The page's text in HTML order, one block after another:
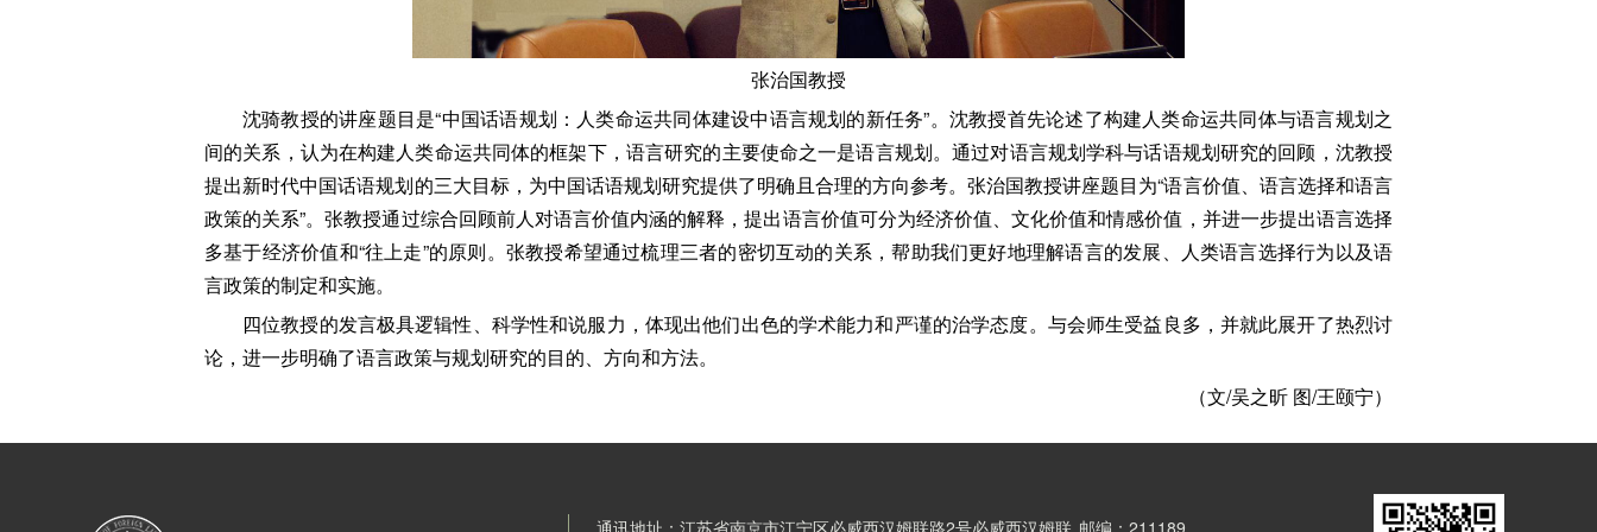
张治国教授
沈骑教授的讲座题目是“中国话语规划：人类命运共同体建设中语言规划的新任务”。沈教授首先论述了构建人类命运共同体与语言规划之
间的关系，认为在构建人类命运共同体的框架下，语言研究的主要使命之一是语言规划。通过对语言规划学科与话语规划研究的回顾，沈教授
提出新时代中国话语规划的三大目标，为中国话语规划研究提供了明确且合理的方向参考。张治国教授讲座题目为“语言价值、语言选择和语言
政策的关系”。张教授通过综合回顾前人对语言价值内涵的解释，提出语言价值可分为经济价值、文化价值和情感价值，并进一步提出语言选择
多基于经济价值和“往上走”的原则。张教授希望通过梳理三者的密切互动的关系，帮助我们更好地理解语言的发展、人类语言选择行为以及语
言政策的制定和实施。
四位教授的发言极具逻辑性、科学性和说服力，体现出他们出色的学术能力和严谨的治学态度。与会师生受益良多，并就此展开了热烈讨
论，进一步明确了语言政策与规划研究的目的、方向和方法。
（文/吴之昕 图/王颐宁）
通讯地址：江苏省南京市江宁区必威西汉姆联路2号必威西汉姆联 邮编：211189